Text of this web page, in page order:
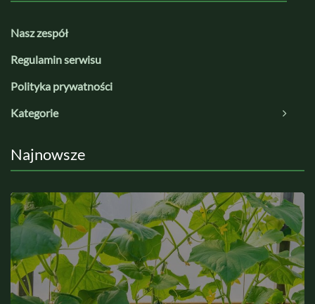
Nasz zespół
Regulamin serwisu
Polityka prywatności
Kategorie
Najnowsze